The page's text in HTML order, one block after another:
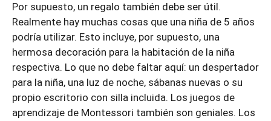
Por supuesto, un regalo también debe ser útil.
Realmente hay muchas cosas que una niña de 5 años
podría utilizar. Esto incluye, por supuesto, una
hermosa decoración para la habitación de la niña
respectiva. Lo que no debe faltar aquí: un despertador
para la niña, una luz de noche, sábanas nuevas o su
propio escritorio con silla incluida. Los juegos de
aprendizaje de Montessori también son geniales. Los